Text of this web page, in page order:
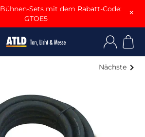
Bühnen-Setsmit dem Rabatt-Code:
GTOE5
×
Nächste